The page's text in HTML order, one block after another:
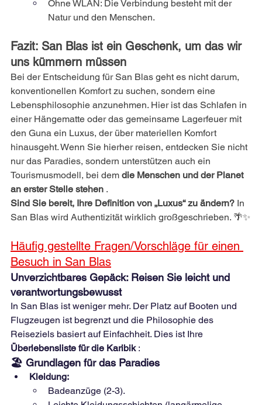
Ohne WLAN: Die Verbindung besteht mit der
Natur und den Menschen.
Fazit: San Blas ist ein Geschenk, um das wir
uns kümmern müssen
Bei der Entscheidung für San Blas geht es nicht darum,
konventionellen Komfort zu suchen, sondern eine
Lebensphilosophie anzunehmen. Hier ist das Schlafen in
einer Hängematte oder das gemeinsame Lagerfeuer mit
den Guna ein Luxus, der über materiellen Komfort
hinausgeht. Wenn Sie hierher reisen, entdecken Sie nicht
nur das Paradies, sondern unterstützen auch ein
Tourismusmodell, bei dem die Menschen und der Planet
an erster Stelle stehen .
Sind Sie bereit, Ihre Definition von „Luxus“ zu ändern? In
San Blas wird Authentizität wirklich großgeschrieben. 🌴✨
Häufig gestellte Fragen/Vorschläge für einen
Besuch in San Blas
Unverzichtbares Gepäck: Reisen Sie leicht und
verantwortungsbewusst
In San Blas ist weniger mehr. Der Platz auf Booten und
Flugzeugen ist begrenzt und die Philosophie des
Reiseziels basiert auf Einfachheit. Dies ist Ihre
Überlebensliste für die Karibik :
🏖️ Grundlagen für das Paradies
Kleidung:
Badeanzüge (2-3).